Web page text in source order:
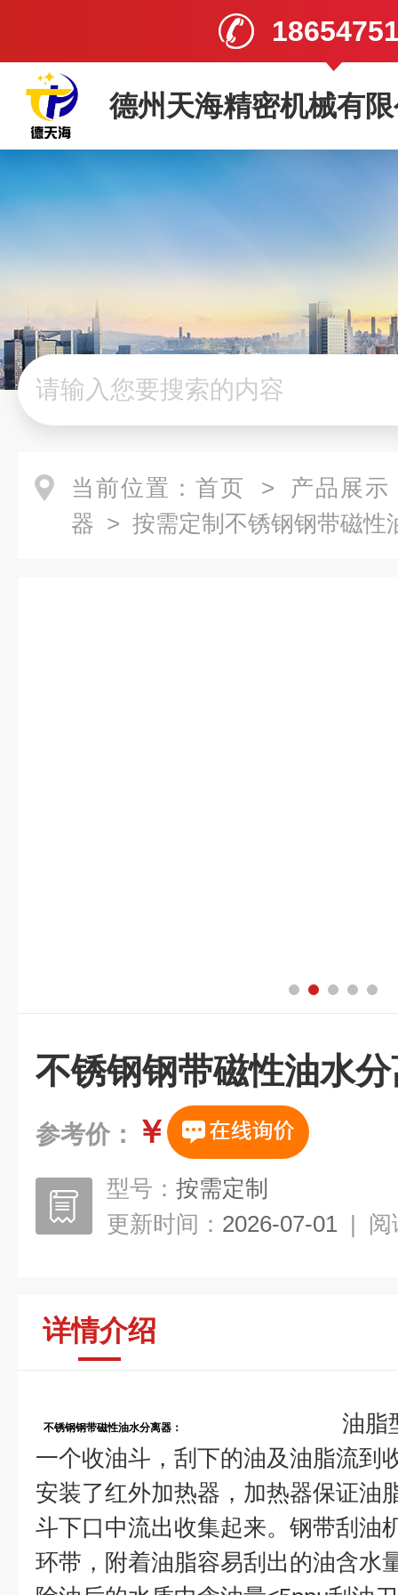
德州天海精密机械有
当前位置： 首页 > 产品展示
器 > 按需定制不锈钢钢带磁性
不锈钢钢带磁性油水
参考价： ￥
型号： 按需定制
更新时间： 2026-07-01 | 阅
详情介绍
不锈钢钢带磁性油水分离器 ： 油脂
一个收油斗，刮下的油及油脂流到
安装了红外加热器，加热器保证油
斗下口中流出收集起来。钢带刮油
环带，附着油脂容易刮出的油含水